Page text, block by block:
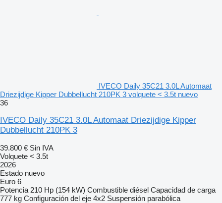
IVECO Daily 35C21 3.0L Automaat
Driezijdige Kipper Dubbellucht 210PK 3 volquete < 3.5t nuevo
36
IVECO Daily 35C21 3.0L Automaat Driezijdige Kipper
Dubbellucht 210PK 3
39.800 € Sin IVA
Volquete < 3.5t
2026
Estado nuevo
Euro 6
Potencia 210 Hp (154 kW) Combustible diésel Capacidad de carga
777 kg Configuración del eje 4x2 Suspensión parabólica